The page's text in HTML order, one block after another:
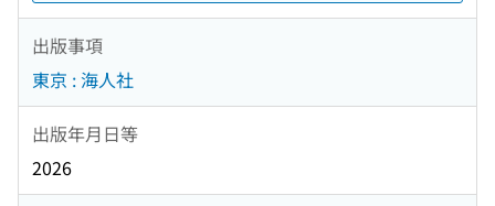
出版事項
東京 : 海人社
出版年月日等
2026